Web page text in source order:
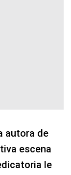
autora de
escena
le